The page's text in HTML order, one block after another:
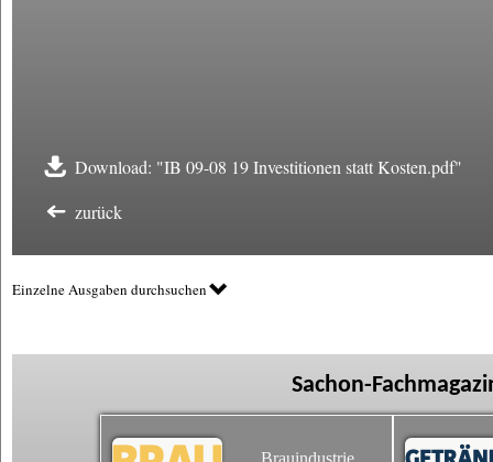
Download: "IB 09-08 19 Investitionen statt Kosten.pdf"
zurück
Einzelne Ausgaben durchsuchen
Sachon-
Brauindustrie